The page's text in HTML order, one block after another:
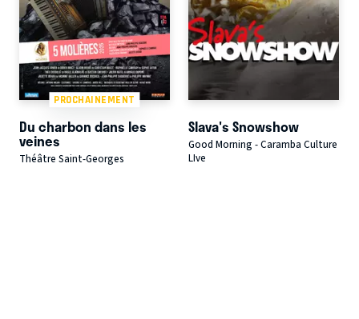
PROCHAINEMENT
Du charbon dans les
veines
Théâtre Saint-Georges
Slava's Snowshow
Good Morning - Caramba Culture
LIve